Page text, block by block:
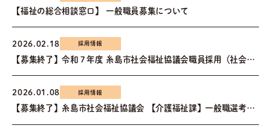
【福祉の総合相談窓口】 一般職員募集について
2026.02.18 採用情報
【募集終了】令和７年度 糸島市社会福祉協議会職員採用（社会人経験者）試験のご案内
2026.01.08 採用情報
【募集終了】糸島市社会福祉協議会 【介護福祉課】一般職選考試験のご案内